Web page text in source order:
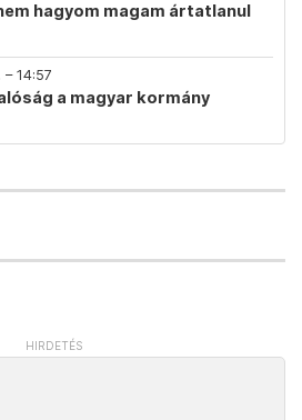
hagyom magam ártatlanul
14:57
a magyar kormány